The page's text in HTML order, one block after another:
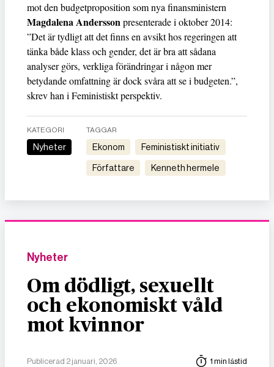
mot den budgetproposition som nya finansministern
Magdalena Anderssonpresenterade i oktober 2014:
”Det är tydligt att det finns en avsikt hos regeringen att
tänka både klass och gender, det är bra att sådana
analyser görs, verkliga förändringar i någon mer
betydande omfattning är dock svåra att se i budgeten.”,
skrev han i Feministiskt perspektiv.
KATEGORI
Nyheter
TAGGAR
ekonom Feministiskt initiativ
författare kenneth hermele
Nyheter
Om dödligt, sexuellt
och ekonomiskt våld
mot kvinnor
Publicerad 2 januari, 2026 1 min lästid